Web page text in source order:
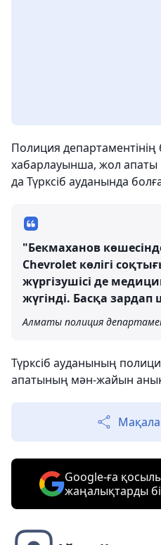
Полиция департаментінің
хабарлауынша, жол апаты
да Түрксіб ауданында
"Бекмаханов
Chevrolet көлігі
жүргізушісі де
жүгінді. Басқа
Алматы полиция
Түрксіб ауданының
апатының мән-жайын
Google-ға
жаңалықтарды